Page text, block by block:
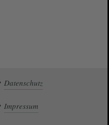
Datenschutz
Impressum